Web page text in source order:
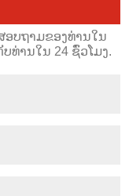
ບຖາມຂອງທ່ານໃນ
ທ່ານໃນ 24 ຊົ່ວໂມງ.